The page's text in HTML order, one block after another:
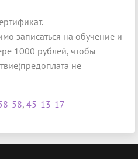
записаться на обучение и
1000 рублей, чтобы
не
58, 45-13-17